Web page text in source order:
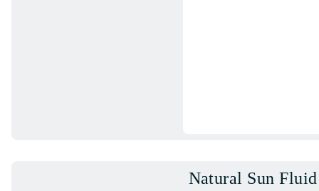
Natural Sun Fluid